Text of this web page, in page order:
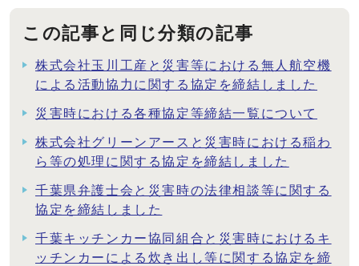
この記事と同じ分類の記事
株式会社玉川工産と災害等における無人航空機
による活動協力に関する協定を締結しました
災害時における各種協定等締結一覧について
株式会社グリーンアースと災害時における稲わ
ら等の処理に関する協定を締結しました
千葉県弁護士会と災害時の法律相談等に関する
協定を締結しました
千葉キッチンカー協同組合と災害時におけるキ
ッチンカーによる炊き出し等に関する協定を締